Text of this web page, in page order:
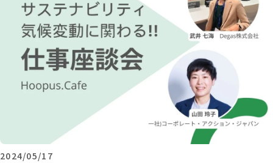
2024/05/17